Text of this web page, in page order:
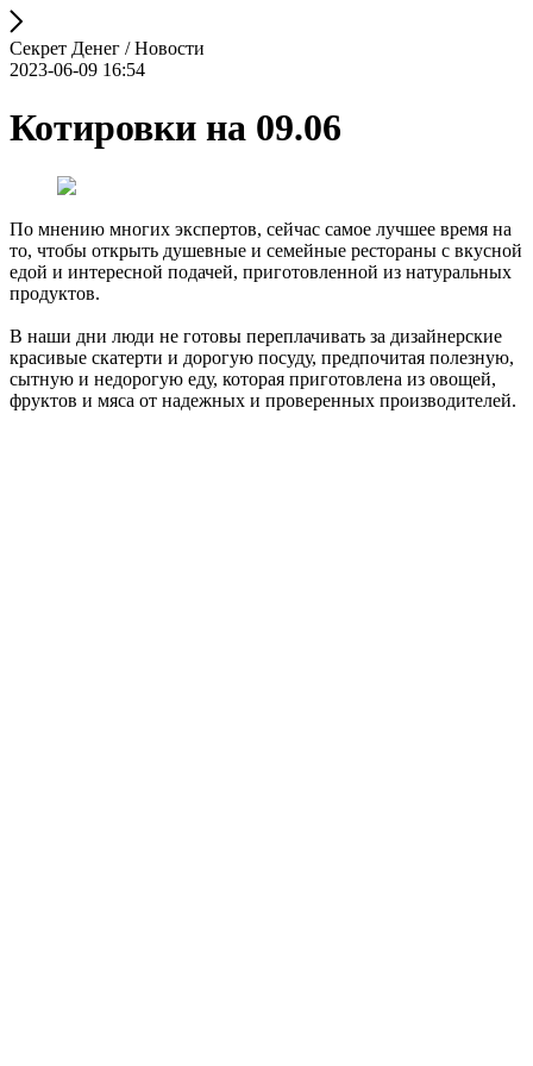
Секрет Денег / Новости
2023-06-09 16:54
Котировки на 09.06
По мнению многих экспертов, сейчас самое лучшее время на
то, чтобы открыть душевные и семейные рестораны с вкусной
едой и интересной подачей, приготовленной из натуральных
продуктов.
В наши дни люди не готовы переплачивать за дизайнерские
красивые скатерти и дорогую посуду, предпочитая полезную,
сытную и недорогую еду, которая приготовлена из овощей,
фруктов и мяса от надежных и проверенных производителей.